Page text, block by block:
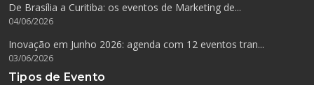
De Brasília a Curitiba: os eventos de Marketing de...
04/06/2026
Inovação em Junho 2026: agenda com 12 eventos tran...
03/06/2026
Tipos de Evento